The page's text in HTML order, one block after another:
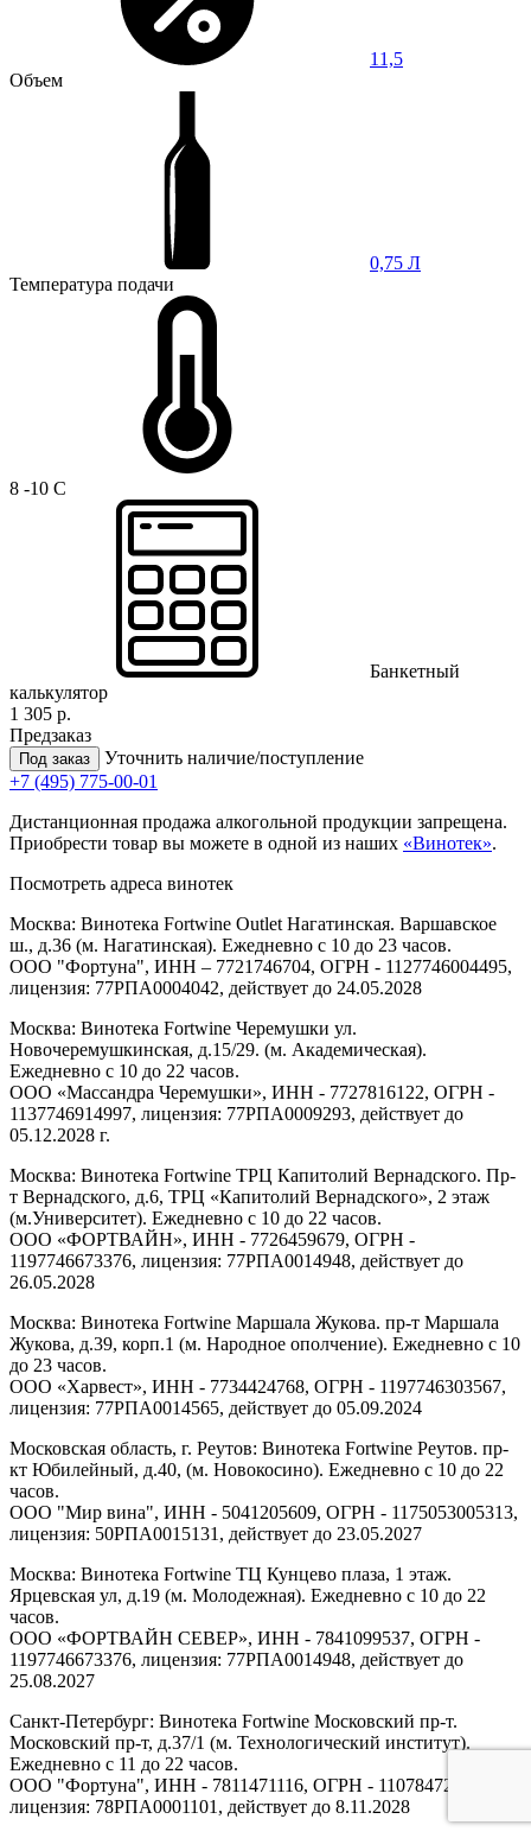
11,5
Объем
0,75 Л
Температура подачи
8 -10 C
Банкетный
калькулятор
1 305 р.
Предзаказ
Под заказ
Уточнить наличие/поступление
+7 (495) 775-00-01
Дистанционная продажа алкогольной продукции запрещена.
Приобрести товар вы можете в одной из наших «Винотек».
Посмотреть адреса винотек
Москва: Винотека Fortwine Outlet Нагатинская. Варшавское
ш., д.36 (м. Нагатинская). Ежедневно с 10 до 23 часов.
ООО "Фортуна", ИНН – 7721746704, ОГРН - 1127746004495,
лицензия: 77РПА0004042, действует до 24.05.2028
Москва: Винотека Fortwine Черемушки ул.
Новочеремушкинская, д.15/29. (м. Академическая).
Ежедневно с 10 до 22 часов.
ООО «Массандра Черемушки», ИНН - 7727816122, ОГРН -
1137746914997, лицензия: 77РПА0009293, действует до
05.12.2028 г.
Москва: Винотека Fortwine ТРЦ Капитолий Вернадского. Пр-
т Вернадского, д.6, ТРЦ «Капитолий Вернадского», 2 этаж
(м.Университет). Ежедневно с 10 до 22 часов.
ООО «ФОРТВАЙН», ИНН - 7726459679, ОГРН -
1197746673376, лицензия: 77РПА0014948, действует до
26.05.2028
Москва: Винотека Fortwine Маршала Жукова. пр-т Маршала
Жукова, д.39, корп.1 (м. Народное ополчение). Ежедневно с 10
до 23 часов.
ООО «Харвест», ИНН - 7734424768, ОГРН - 1197746303567,
лицензия: 77РПА0014565, действует до 05.09.2024
Московская область, г. Реутов: Винотека Fortwine Реутов. пр-
кт Юбилейный, д.40, (м. Новокосино). Ежедневно с 10 до 22
часов.
ООО "Мир вина", ИНН - 5041205609, ОГРН - 1175053005313,
лицензия: 50РПА0015131, действует до 23.05.2027
Москва: Винотека Fortwine ТЦ Кунцево плаза, 1 этаж.
Ярцевская ул, д.19 (м. Молодежная). Ежедневно с 10 до 22
часов.
ООО «ФОРТВАЙН СЕВЕР», ИНН - 7841099537, ОГРН -
1197746673376, лицензия: 77РПА0014948, действует до
25.08.2027
Санкт-Петербург: Винотека Fortwine Московский пр-т.
Московский пр-т, д.37/1 (м. Технологический институт).
Ежедневно с 11 до 22 часов.
ООО "Фортуна", ИНН - 7811471116, ОГРН - 1107847277438,
лицензия: 78РПА0001101, действует до 8.11.2028